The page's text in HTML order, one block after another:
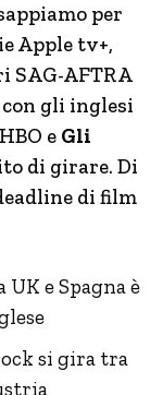
per
Apple tv+,
SAG-AFTRA
gli inglesi
e Gli
di girare. Di
di film
e Spagna è
si gira tra